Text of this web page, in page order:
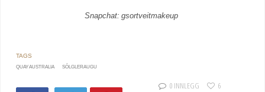
Snapchat: gsortveitmakeup
QUAY AUSTRALIA SÓLGLERAUGU
0 INNLEGG 6